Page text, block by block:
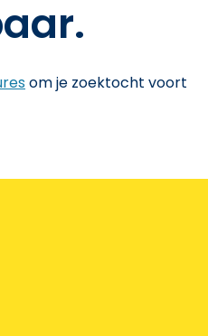
om je zoektocht voort